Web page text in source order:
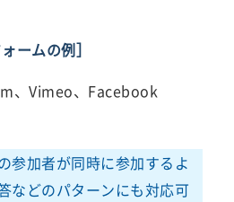
ームの例］
、Vimeo、Facebook
参加者が同時に参加するよ
などのパターンにも対応可